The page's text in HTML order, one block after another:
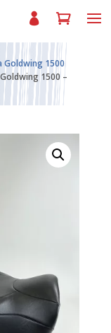
Goldwing 1500
1500 –